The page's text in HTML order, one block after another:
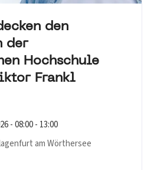
den
der
Hochschule
Frankl
- 08:00 - 13:00
am Wörthersee